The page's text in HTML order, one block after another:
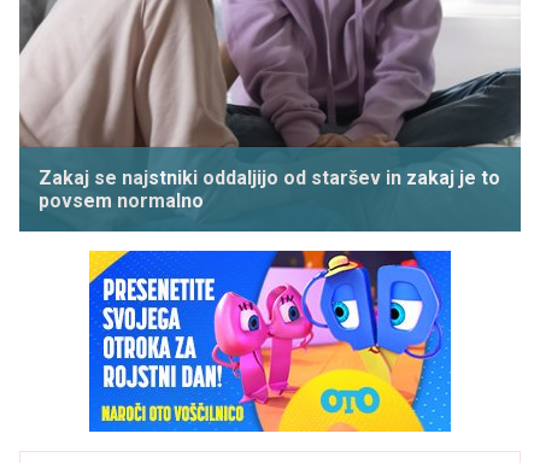
Zakaj se najstniki oddaljijo od staršev in zakaj je to
povsem normalno